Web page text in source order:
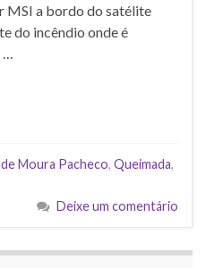
MSI a bordo do satélite
do incêndio onde é
Moura Pacheco, Queimada,
Deixe um comentário